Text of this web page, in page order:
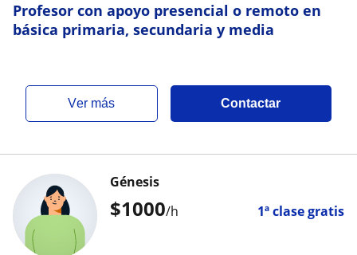
Profesor con apoyo presencial o remoto en
básica primaria, secundaria y media
ver más Contactar
$1000/h 1ª clase gratis
Génesis